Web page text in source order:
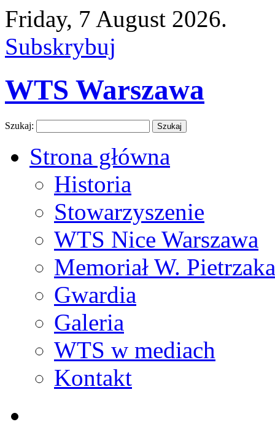
Friday, 7 August 2026.
Subskrybuj
WTS Warszawa
Szukaj:
Strona główna
Historia
Stowarzyszenie
WTS Nice Warszawa
Memoriał W. Pietrzaka
Gwardia
Galeria
WTS w mediach
Kontakt